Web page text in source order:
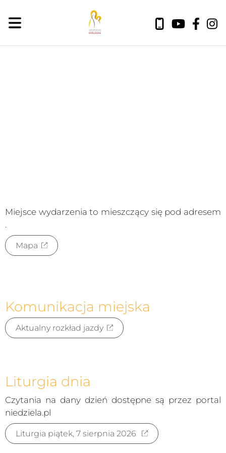
Miejsce wydarzenia to mieszczący się pod adresem
.
Mapa
Komunikacja miejska
Aktualny rozkład jazdy
Liturgia dnia
Czytania na dany dzień dostępne są przez portal
niedziela.pl
Liturgia piątek, 7 sierpnia 2026